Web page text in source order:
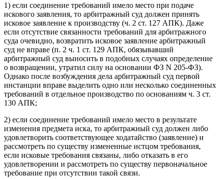
1) если соединение требований имело место при подаче
искового заявления, то арбитражный суд должен принять
исковое заявление к производству (ч. 2 ст. 127 АПК). Даже
если отсутствие связанности требований для арбитражного
суда очевидно, возвратить исковое заявление арбитражный
суд не вправе (п. 2 ч. 1 ст. 129 АПК, обязывавший
арбитражный суд выносить в подобных случаях определение
о возвращении, утратил силу на основании ФЗ N 205-ФЗ).
Однако после возбуждения дела арбитражный суд первой
инстанции вправе выделить одно или несколько соединенных
требований в отдельное производство по основаниям ч. 3 ст.
130 АПК;
2) если соединение требований имело место в результате
изменения предмета иска, то арбитражный суд должен либо
удовлетворить соответствующее ходатайство (заявление) и
рассмотреть по существу измененные истцом требования,
если исковые требования связаны, либо отказать в его
удовлетворении и рассмотреть по существу первоначальное
требование при отсутствии такой связи.